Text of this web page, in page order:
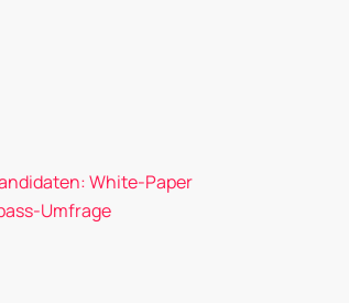
White-Paper
Umfrage